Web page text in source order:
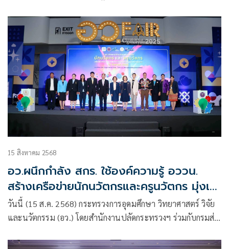
15 สิงหาคม 2568
อว.ผนึกกำลัง สกร. ใช้องค์ความรู้ อววน.
สร้างเครือข่ายนักนวัตกรและครูนวัตกร มุ่งเป้า
ยกระดับสินค้าภูมิปัญญาท้องถิ่น และบริการ
ทั่วไทยสู่สากล
วันนี้ (15 ส.ค. 2568) กระทรวงการอุดมศึกษา วิทยาศาสตร์ วิจัย
และนวัตกรรม (อว.) โดยสำนักงานปลัดกระทรวงฯ ร่วมกับกรมส่ง